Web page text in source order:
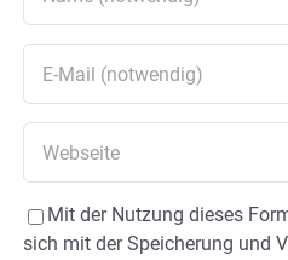
Mit der Nutzung dieses
sich mit der Speicherung und